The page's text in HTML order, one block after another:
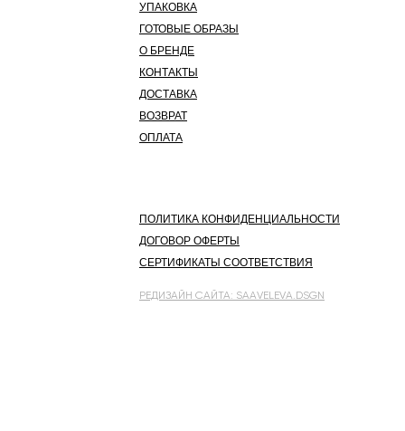
ПОЛИТИКА КОНФИДЕНЦИАЛЬНОСТИ
ДОГОВОР ОФЕРТЫ
СЕРТИФИКАТЫ СООТВЕТСТВИЯ
УПАКОВКА
ГОТОВЫЕ ОБРАЗЫ
О БРЕНДЕ
КОНТАКТЫ
ДОСТАВКА
ВОЗВРАТ
ОПЛАТА
РЕДИЗАЙН САЙТА: SAAVELEVA.DSGN